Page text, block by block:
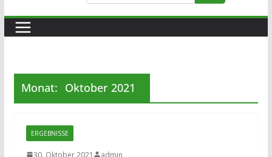
Monat: Oktober 2021
ERGEBNISSE
30. Oktober 2021 admin